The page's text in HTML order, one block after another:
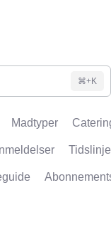
⌘+K
Madtyper
Tidslinje